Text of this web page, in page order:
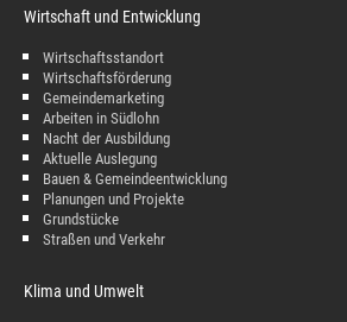
Wirtschaft und Entwicklung
Wirtschaftsstandort
Wirtschaftsförderung
Gemeindemarketing
Arbeiten in Südlohn
Nacht der Ausbildung
Aktuelle Auslegung
Bauen & Gemeindeentwicklung
Planungen und Projekte
Grundstücke
Straßen und Verkehr
Klima und Umwelt